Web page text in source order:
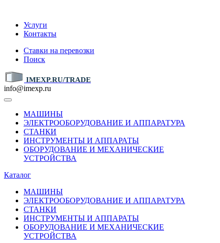
Услуги
Контакты
Ставки на перевозки
Поиск
IMEXP.RU/TRADE
info@imexp.ru
МАШИНЫ
ЭЛЕКТРООБОРУДОВАНИЕ И АППАРАТУРА
СТАНКИ
ИНСТРУМЕНТЫ И АППАРАТЫ
ОБОРУДОВАНИЕ И МЕХАНИЧЕСКИЕ
УСТРОЙСТВА
Каталог
МАШИНЫ
ЭЛЕКТРООБОРУДОВАНИЕ И АППАРАТУРА
СТАНКИ
ИНСТРУМЕНТЫ И АППАРАТЫ
ОБОРУДОВАНИЕ И МЕХАНИЧЕСКИЕ
УСТРОЙСТВА